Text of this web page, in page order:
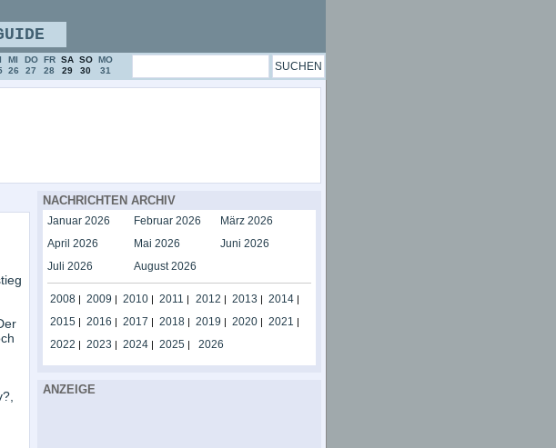
NACHRICHTEN ARCHIV
Januar 2026 Februar 2026
März 2026
April 2026
Mai 2026
Juni 2026
Juli 2026
August 2026
2008| 2009 | 2010| 2011 | 2012 | 2013 | 2014|
2015| 2016 | 2017 | 2018| 2019 | 2020| 2021 |
2022 | 2023 | 2024| 2025| 2026
ANZEIGE
MI
26
DO
27
FR
28
SA
29
SO
30
MO
31